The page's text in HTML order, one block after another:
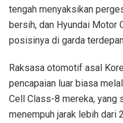
tengah menyaksikan
bersih, dan Hyundai Motor
posisinya di garda
Raksasa otomotif asal
pencapaian luar biasa
Cell Class-8 mereka, yang
menempuh jarak lebih dari